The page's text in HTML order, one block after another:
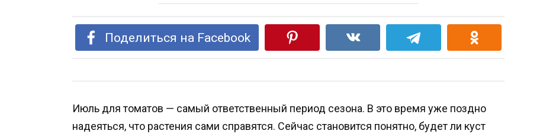
Поделиться на Facebook
Июль для томатов — самый ответственный период сезона. В это время уже поздно
надеяться, что растения сами справятся. Сейчас становится понятно, будет ли куст